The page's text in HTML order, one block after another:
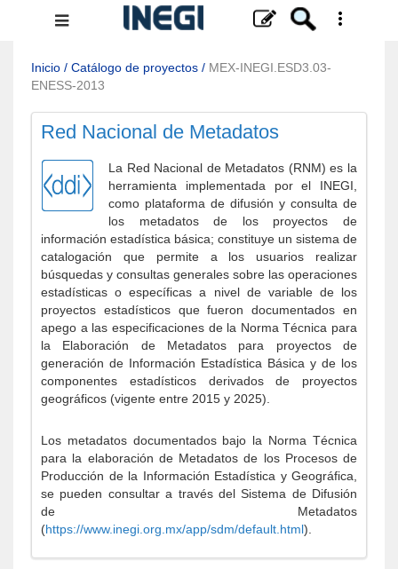
Menú
navegación
Inicio / Catálogo de proyectos / MEX-INEGI.ESD3.03-
ENESS-2013
Red Nacional de Metadatos
La Red Nacional de Metadatos (RNM) es la
herramienta implementada por el INEGI,
como plataforma de difusión y consulta de
los metadatos de los proyectos de
información estadística básica; constituye un sistema de
catalogación que permite a los usuarios realizar
búsquedas y consultas generales sobre las operaciones
estadísticas o específicas a nivel de variable de los
proyectos estadísticos que fueron documentados en
apego a las especificaciones de la Norma Técnica para
la Elaboración de Metadatos para proyectos de
generación de Información Estadística Básica y de los
componentes estadísticos derivados de proyectos
geográficos (vigente entre 2015 y 2025).
Los metadatos documentados bajo la Norma Técnica
para la elaboración de Metadatos de los Procesos de
Producción de la Información Estadística y Geográfica,
se pueden consultar a través del Sistema de Difusión
de Metadatos
(https://www.inegi.org.mx/app/sdm/default.html).